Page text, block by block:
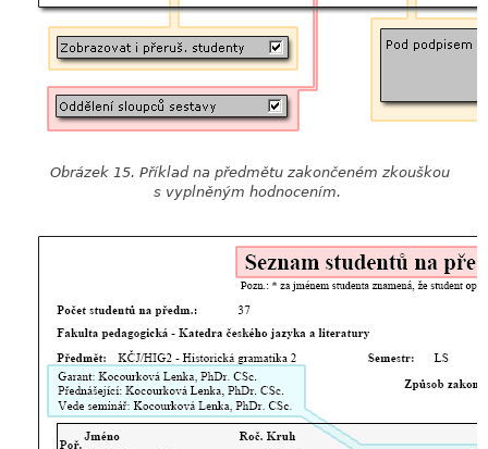
Obrázek 15. Příklad na předmětu zakončeném zkouškou
s vyplněným hodnocením.